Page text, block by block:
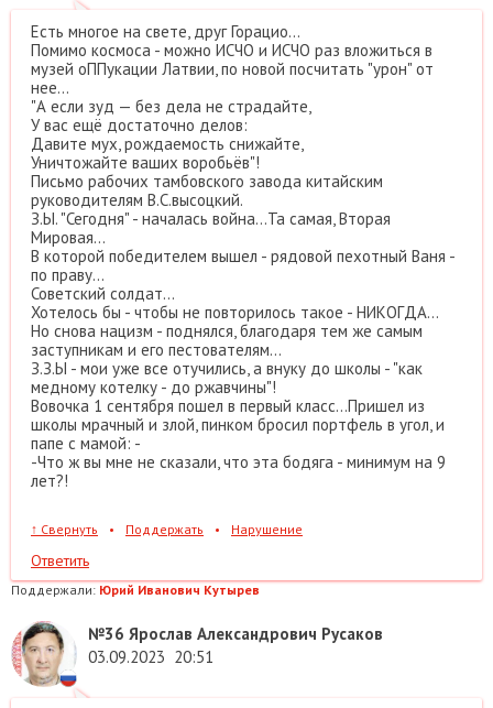
Есть многое на свете, друг Горацио...
Помимо космоса - можно ИСЧО и ИСЧО раз вложиться в
музей оППукации Латвии, по новой посчитать "урон" от
нее...
"А если зуд — без дела не страдайте,
У вас ещё достаточно делов:
Давите мух, рождаемость снижайте,
Уничтожайте ваших воробьёв"!
Письмо рабочих тамбовского завода китайским
руководителям В.С.высоцкий.
З.Ы. "Сегодня" - началась война...Та самая, Вторая
Мировая...
В которой победителем вышел - рядовой пехотный Ваня -
по праву...
Советский солдат...
Хотелось бы - чтобы не повторилось такое - НИКОГДА...
Но снова нацизм - поднялся, благодаря тем же самым
заступникам и его пестователям...
З.З.Ы - мои уже все отучились, а внуку до школы - "как
медному котелку - до ржавчины"!
Вовочка 1 сентября пошел в первый класс...Пришел из
школы мрачный и злой, пинком бросил портфель в угол, и
папе с мамой: -
-Что ж вы мне не сказали, что эта бодяга - минимум на 9
лет?!
↑ Свернуть • Поддержать • Нарушение
Ответить
Поддержали: Юрий Иванович Кутырев
№36 Ярослав Александрович Русаков
03.09.2023 20:51